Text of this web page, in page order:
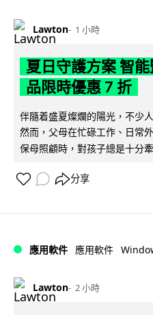
Lawton 1 小時
夏日守護方案 智
品限時優惠 7 折
伴隨着盛夏燦爛的陽光，不少
然而，父母在忙碌工作、日常
保母照顧時，對孩子總是十分
分享
應用軟件 應用軟件
Lawton 2 小時